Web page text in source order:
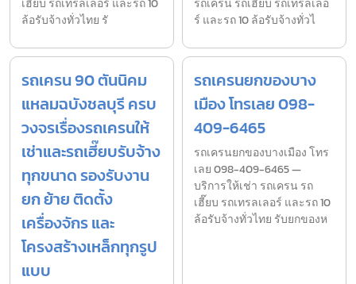
เฮี๊ยบ รถเทรลเลอร์ และรถ 10
ล้อรับจ้างทั่วไทย รั
รถเครน รถเฮี๊ยบ รถเทรลเลอ
ร์ และรถ 10 ล้อรับจ้างทั่วไ
รถเครน 90 ตันนิคม
แหลมฉบังชลบุรี ครบ
วงจรเรื่องรถเครนให้
เช่าและรถเฮี๊ยบรับจ้าง
ทุกขนาด รองรับงาน
ยก ย้าย ติดตั้ง
เครื่องจักร และ
โครงสร้างเหล็กทุกรูป
แบบ
รถเครนยกของบาง
เมือง โทรเลย 098-
409-6465
รถเครนยกของบางเมือง โทร
เลย 098-409-6465 —
บริการให้เช่า รถเครน รถ
เฮี๊ยบ รถเทรลเลอร์ และรถ 10
ล้อรับจ้างทั่วไทย รับยกของห